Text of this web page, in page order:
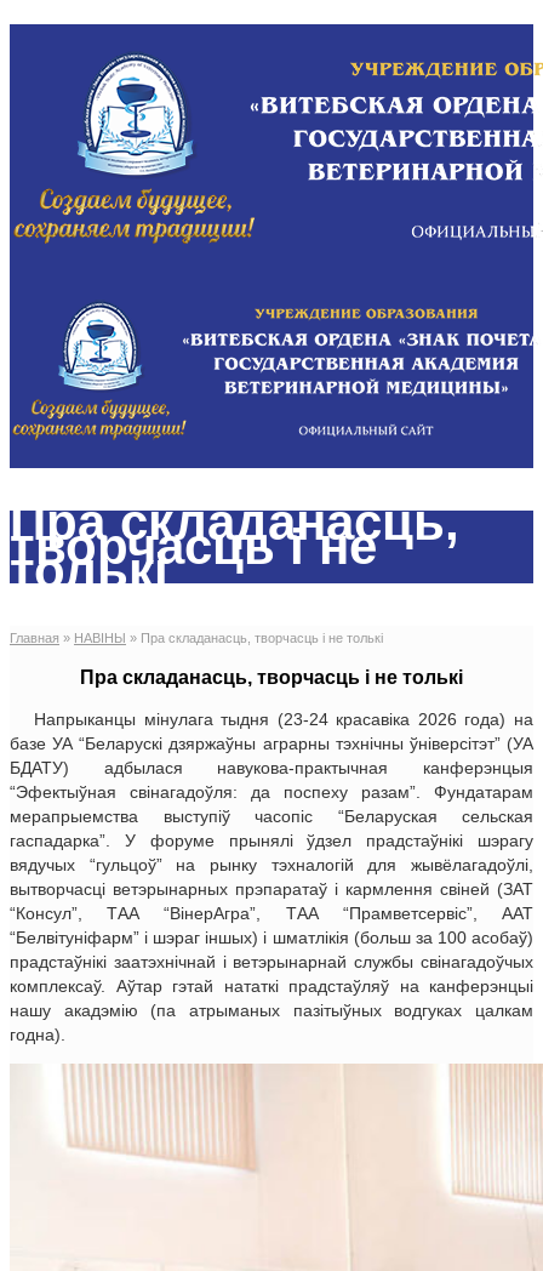
Пра складанасць,
творчасць і не
толькі
Главная » НАВIНЫ » Пра складанасць, творчасць і не толькі
Пра складанасць, творчасць і не толькі
Напрыканцы мінулага тыдня (23-24 красавіка 2026 года) на
базе УА “Беларускі дзяржаўны аграрны тэхнічны ўніверсітэт” (УА
БДАТУ) адбылася навукова-практычная канферэнцыя
“Эфектыўная свінагадоўля: да поспеху разам”. Фундатарам
мерапрыемства выступіў часопіс “Беларуская сельская
гаспадарка”. У форуме прынялі ўдзел прадстаўнікі шэрагу
вядучых “гульцоў” на рынку тэхналогій для жывёлагадоўлі,
вытворчасці ветэрынарных прэпаратаў і кармлення свіней (ЗАТ
“Консул”, ТАА “ВінерАгра”, ТАА “Прамветсервіс”, ААТ
“Белвітуніфарм” і шэраг іншых) і шматлікія (больш за 100 асобаў)
прадстаўнікі заатэхнічнай і ветэрынарнай службы свінагадоўчых
комплексаў. Аўтар гэтай нататкі прадстаўляў на канферэнцыі
нашу акадэмію (па атрыманых пазітыўных водгуках цалкам
годна).